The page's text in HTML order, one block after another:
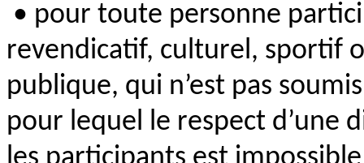
• pour toute personne
revendicatif, culturel, sportif
publique, qui n’est pas
pour lequel le respect d’une